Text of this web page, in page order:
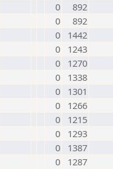
0
892
0
892
0
1442
0
1243
0
1270
0
1338
0
1301
0
1266
0
1215
0
1293
0
1387
0
1287